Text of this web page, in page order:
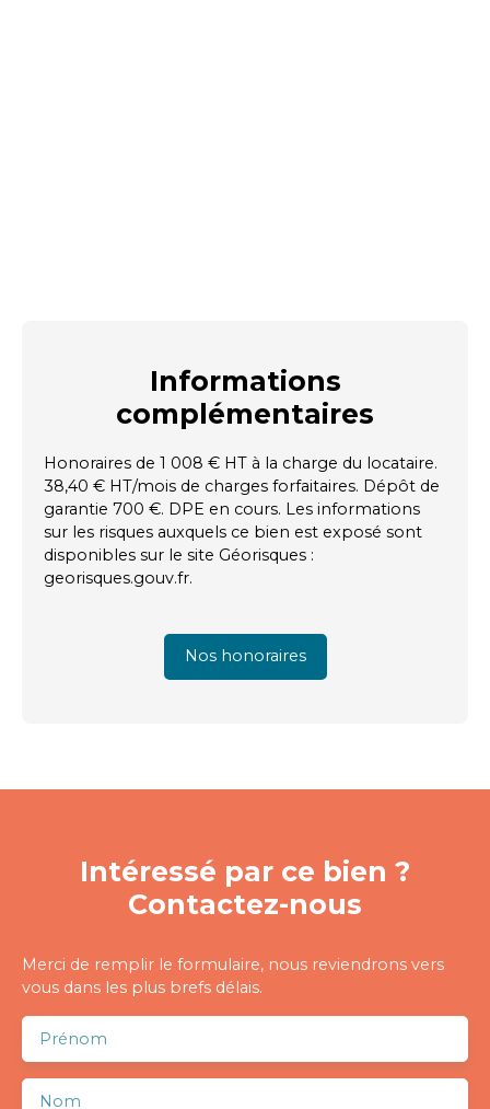
Informations
complémentaires
Honoraires de 1 008 € HT à la charge du locataire.
38,40 € HT/mois de charges forfaitaires. Dépôt de
garantie 700 €. DPE en cours. Les informations
sur les risques auxquels ce bien est exposé sont
disponibles sur le site Géorisques :
georisques.gouv.fr.
Nos honoraires
Intéressé par ce bien ?
Contactez-nous
Merci de remplir le formulaire, nous reviendrons vers
vous dans les plus brefs délais.
Prénom
Nom